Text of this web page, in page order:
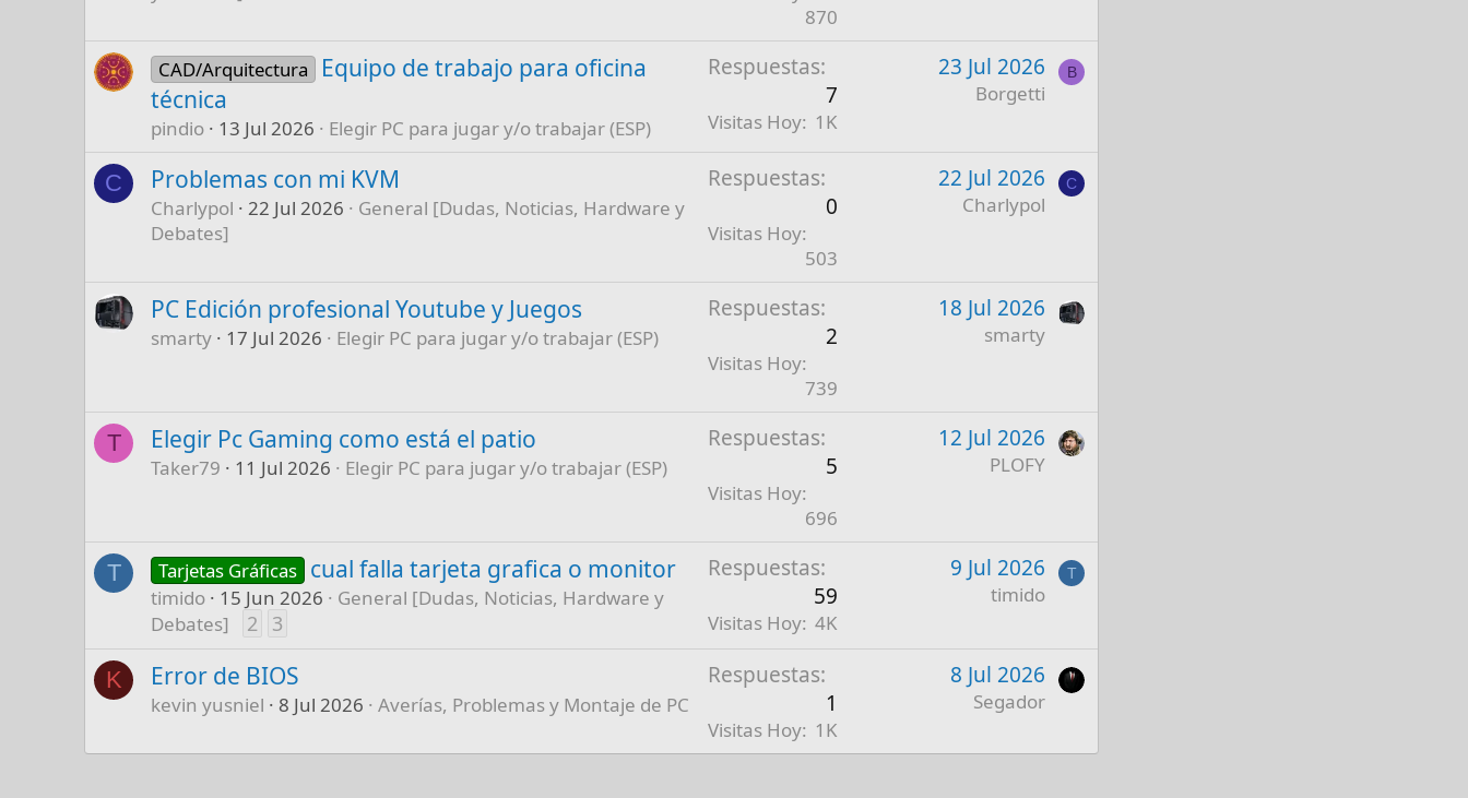
870
CAD/Arquitectura
Equipo de trabajo para oficina
técnica
pindio 13 Jul 2026 Elegir PC para jugar y/o trabajar (ESP)
Respuestas
7
Visitas Hoy 1K
23 Jul 2026
Borgetti
B
C Problemas con mi KVM
Charlypol 22 Jul 2026
General [Dudas, Noticias, Hardware y
Debates]
Respuestas
0
Visitas Hoy
503
22 Jul 2026
Charlypol
C
PC Edición profesional Youtube y Juegos
smarty 17 Jul 2026 Elegir PC para jugar y/o trabajar (ESP)
Respuestas
2
Visitas Hoy
739
18 Jul 2026
smarty
T Elegir Pc Gaming como está el patio
Taker79 11 Jul 2026 Elegir PC para jugar y/o trabajar (ESP)
Respuestas
5
Visitas Hoy
696
12 Jul 2026
PLOFY
T Tarjetas Gráficas cual falla tarjeta grafica o monitor
timido 15 Jun 2026
General [Dudas, Noticias, Hardware y
Debates]
2 3
Respuestas
59
Visitas Hoy 4K
9 Jul 2026
timido
T
K Error de BIOS
kevin yusniel 8 Jul 2026 Averías, Problemas y Montaje de PC
Respuestas
1
Visitas Hoy 1K
8 Jul 2026
Segador